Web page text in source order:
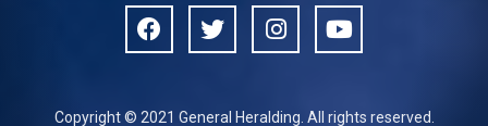
Copyright © 2021 General Heralding. All rights reserved.